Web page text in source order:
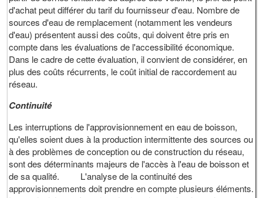
d'achat peut différer du tarif du fournisseur d'eau. Nombre de
sources d'eau de remplacement (notamment les vendeurs
d'eau) présentent aussi des coûts, qui doivent être pris en
compte dans les évaluations de l'accessibilité économique.
Dans le cadre de cette évaluation, il convient de considérer, en
plus des coûts récurrents, le coût initial de raccordement au
réseau.
Continuité
Les interruptions de l'approvisionnement en eau de boisson,
qu'elles soient dues à la production intermittente des sources ou
à des problèmes de conception ou de construction du réseau,
sont des déterminants majeurs de l'accès à l'eau de boisson et
de sa qualité. L'analyse de la continuité des
approvisionnements doit prendre en compte plusieurs éléments.